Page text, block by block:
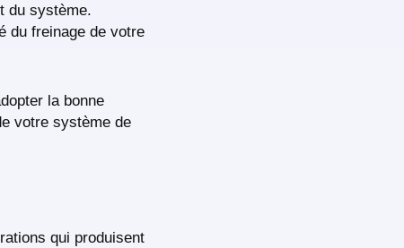
du système.
du freinage de votre
la bonne
votre système de
qui produisent